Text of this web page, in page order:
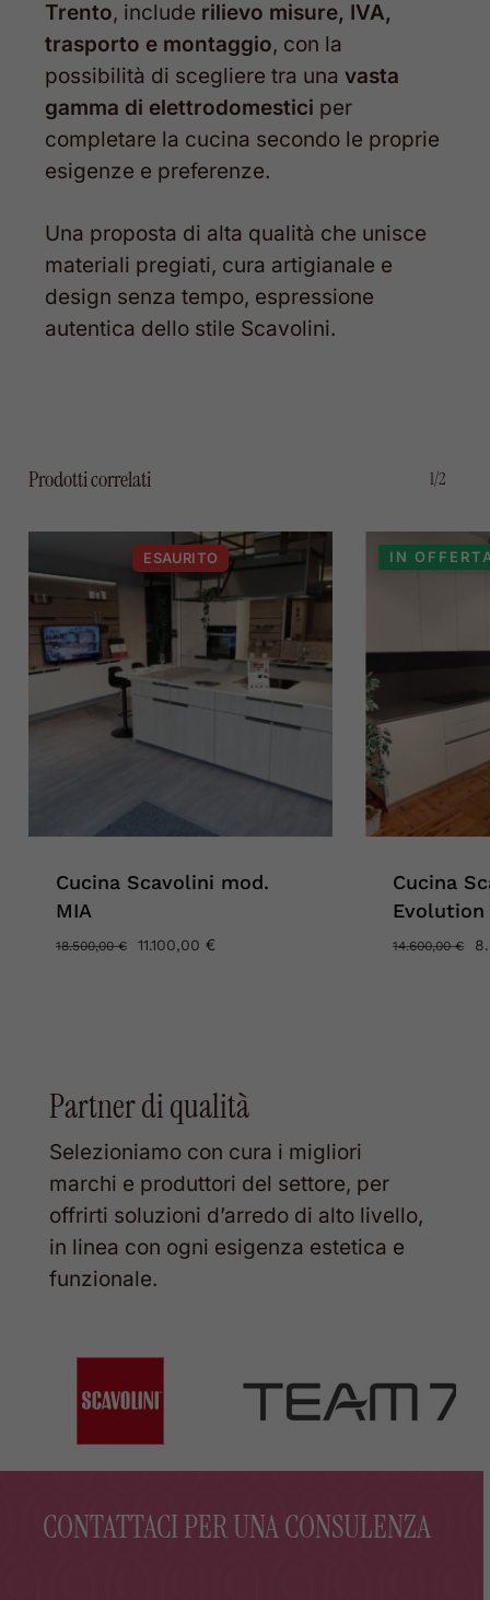
Trento, include rilievo misure, IVA,
trasporto e montaggio, con la
possibilità di scegliere tra una vasta
gamma di elettrodomestici per
completare la cucina secondo le proprie
esigenze e preferenze.
Una proposta di alta qualità che unisce
materiali pregiati, cura artigianale e
design senza tempo, espressione
autentica dello stile Scavolini.
Prodotti correlati 1/2
ESAURITO
Cucina Scavolini mod.
MIA
18.500,00€
IL
11.100,00 €
IN
Cucina
Evolution
14.600,00€
IL
Partner di qualità
Selezioniamo con cura i migliori
marchi e produttori del settore, per
offrirti soluzioni d’arredo di alto livello,
in linea con ogni esigenza estetica e
funzionale.
CONTATTACI PER UNA CONSULENZA